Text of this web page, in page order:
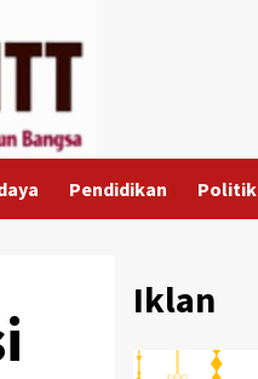
Pendidikan Politik
Iklan